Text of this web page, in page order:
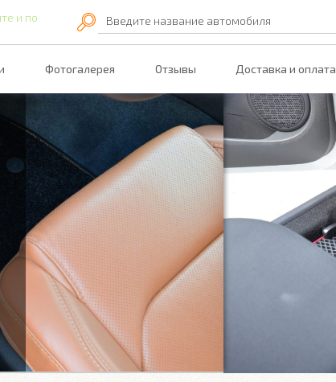
и по
Введите название автомобиля
Фотогалерея Отзывы Доставка и оплата